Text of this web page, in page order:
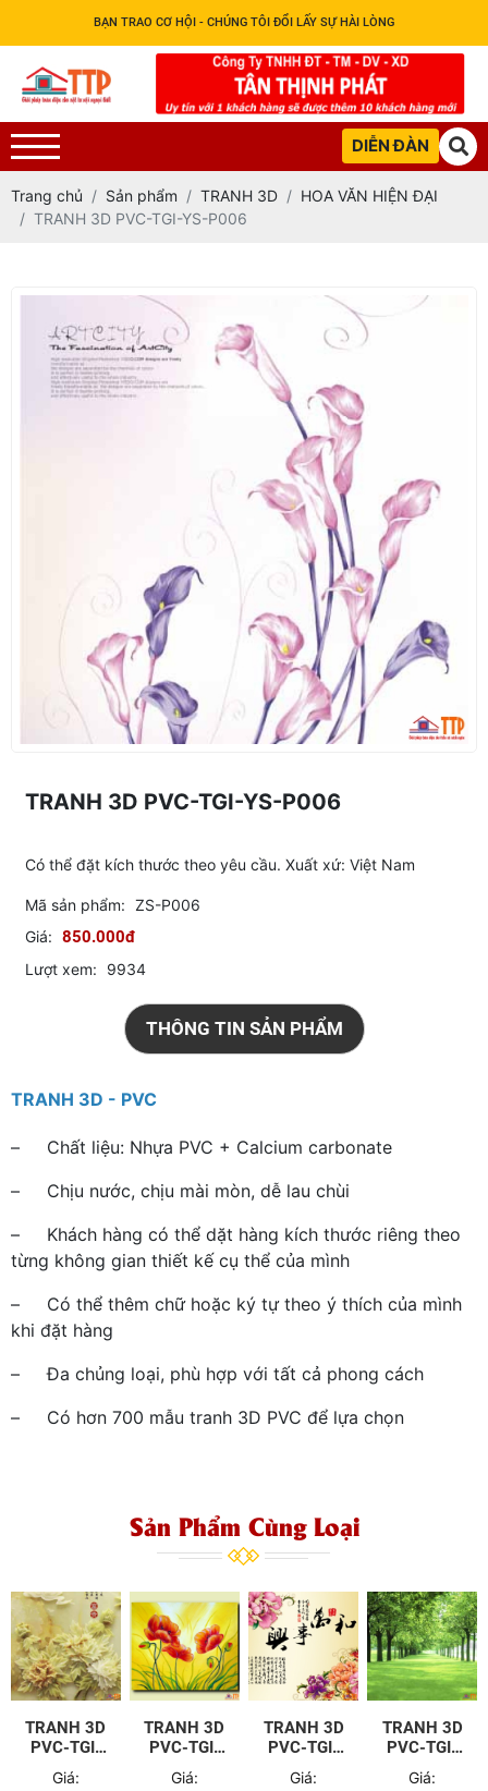
BẠN TRAO CƠ HỘI - CHÚNG TÔI ĐỔI LẤY SỰ HÀI LÒNG
DIỄN ĐÀN
Trang chủ Sản phẩm TRANH 3D
HOA VĂN HIỆN ĐẠI
TRANH 3D PVC-TGI-YS-P006
TRANH 3D PVC-TGI-YS-P006
Có thể đặt kích thước theo yêu cầu. Xuất xứ: Việt Nam
Mã sản phẩm: ZS-P006
Giá: 850.000đ
Lượt xem: 9934
THÔNG TIN SẢN PHẨM
TRANH 3D - PVC
– Chất liệu: Nhựa PVC + Calcium carbonate
– Chịu nước, chịu mài mòn, dễ lau chùi
– Khách hàng có thể dặt hàng kích thước riêng theo
từng không gian thiết kế cụ thể của mình
– Có thể thêm chữ hoặc ký tự theo ý thích của mình
khi đặt hàng
– Đa chủng loại, phù hợp với tất cả phong cách
– Có hơn 700 mẫu tranh 3D PVC để lựa chọn
Sản Phẩm Cùng Loại
TRANH 3D
PVC-TGI-
YD-P104
Giá:
TRANH 3D
PVC-TGI-
YS-P011
Giá:
TRANH 3D
PVC-TGI-
ZS-P013
Giá:
TRANH 3D
PVC-TGI-
FJ-P014
Giá: